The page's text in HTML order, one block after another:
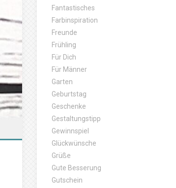
Fantastisches
Farbinspiration
Freunde
Frühling
Für Dich
Für Männer
Garten
Geburtstag
Geschenke
Gestaltungstipp
Gewinnspiel
Glückwünsche
Grüße
Gute Besserung
Gutschein